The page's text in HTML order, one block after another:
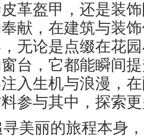
革盔甲，还是装
献，在建筑与装
无论是点缀在花
台，它都能瞬间
入生机与浪漫，
参与其中，探索
美丽的旅程本身